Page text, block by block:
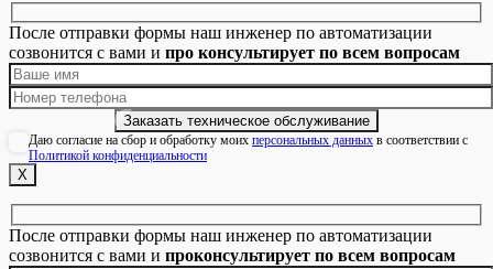
После отправки формы наш инженер по автоматизации
созвонится с вами и про консультирует по всем вопросам
Даю согласие на сбор и обработку моих персональных данных в соответствии с
Политикой конфиденциальности
Х
После отправки формы наш инженер по автоматизации
созвонится с вами и проконсультирует по всем вопросам